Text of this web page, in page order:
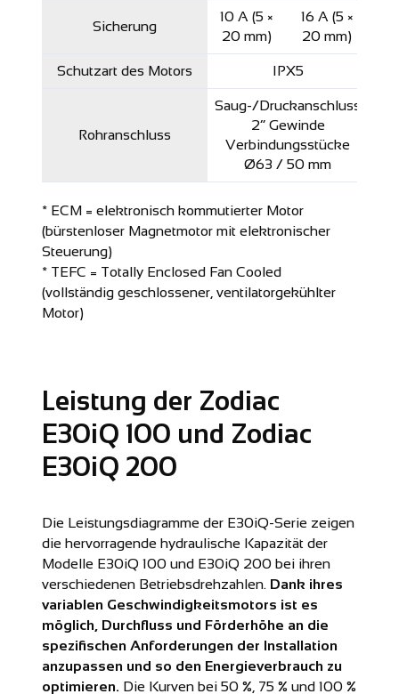
Sicherung
10 A (5 ×
20 mm)
16 A (5 ×
20 mm)
Schutzart des Motors IPX5
Rohranschluss
Saug-/Druckanschluss
2” Gewinde
Verbindungsstücke
Ø63 / 50 mm
* ECM = elektronisch kommutierter Motor
(bürstenloser Magnetmotor mit elektronischer
Steuerung)
* TEFC = Totally Enclosed Fan Cooled
(vollständig geschlossener, ventilatorgekühlter
Motor)
Leistung der Zodiac
E30iQ 100 und Zodiac
E30iQ 200
Die Leistungsdiagramme der E30iQ-Serie zeigen
die hervorragende hydraulische Kapazität der
Modelle E30iQ 100 und E30iQ 200 bei ihren
verschiedenen Betriebsdrehzahlen. Dank ihres
variablen Geschwindigkeitsmotors ist es
möglich, Durchfluss und Förderhöhe an die
spezifischen Anforderungen der Installation
anzupassen und so den Energieverbrauch zu
optimieren. Die Kurven bei 50 %, 75 % und 100 %